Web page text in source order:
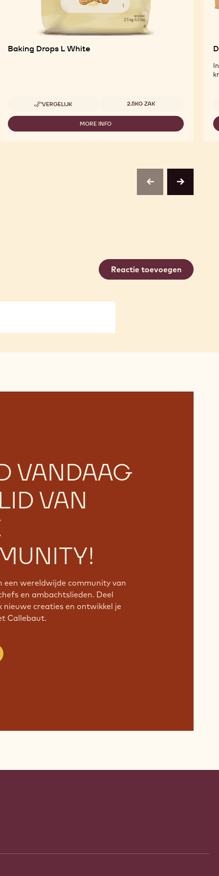
Baking Drops L White
VERGELIJK
-
BAKING
L
Beschikbare maten
2.5KG ZAK
MORE INFO
-
previousnext
Reactie toevoegen
VANDAAG
VAN
een wereldwijde community van
en ambachtslieden. Deel
creaties en ontwikkel je
Callebaut.